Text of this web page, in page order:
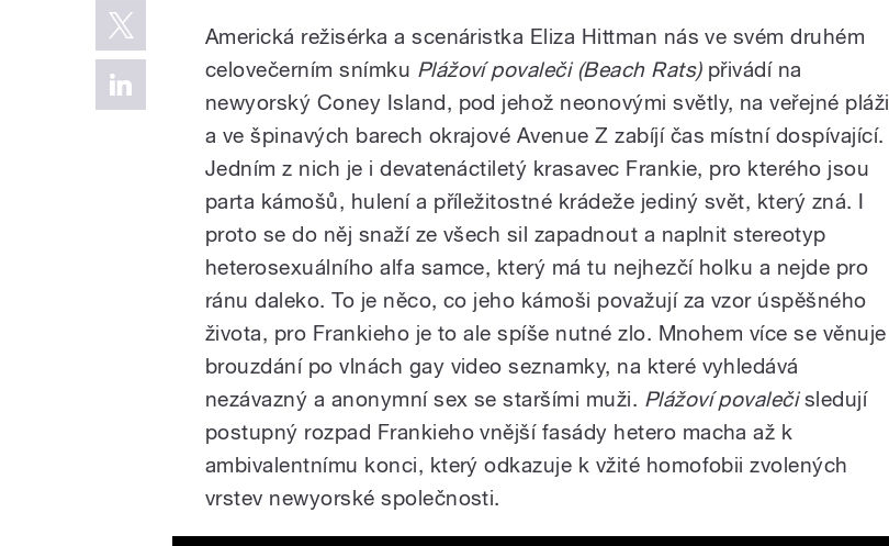
Americká režisérka a scenáristka Eliza Hittman nás ve svém druhém
celovečerním snímku Plážoví povaleči (Beach Rats)přivádí na
newyorský Coney Island, pod jehož neonovými světly, na veřejné pláži
a ve špinavých barech okrajové Avenue Z zabíjí čas místní dospívající.
Jedním z nich je i devatenáctiletý krasavec Frankie, pro kterého jsou
parta kámošů, hulení a příležitostné krádeže jediný svět, který zná. I
proto se do něj snaží ze všech sil zapadnout a naplnit stereotyp
heterosexuálního alfa samce, který má tu nejhezčí holku a nejde pro
ránu daleko. To je něco, co jeho kámoši považují za vzor úspěšného
života, pro Frankieho je to ale spíše nutné zlo. Mnohem více se věnuje
brouzdání po vlnách gay video seznamky, na které vyhledává
nezávazný a anonymní sex se staršími muži. Plážoví povalečisledují
postupný rozpad Frankieho vnější fasády hetero macha až k
ambivalentnímu konci, který odkazuje k vžité homofobii zvolených
vrstev newyorské společnosti.